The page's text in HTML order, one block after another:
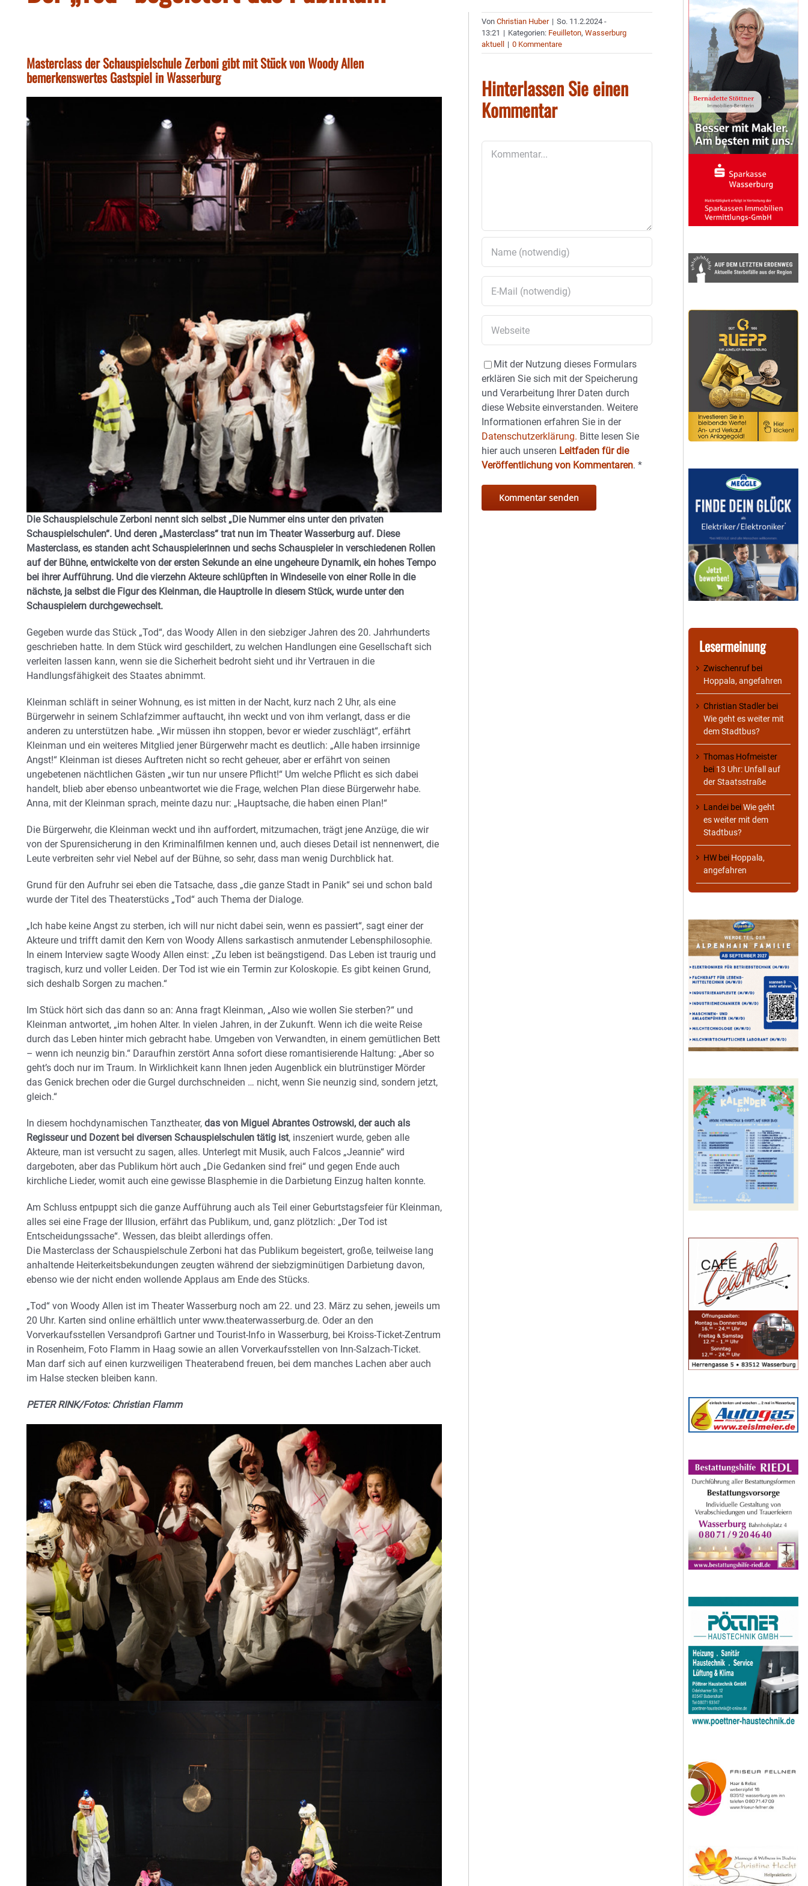
Masterclass der Schauspielschule Zerboni gibt mit Stück von Woody Allen
bemerkenswertes Gastspiel in Wasserburg
Die Schauspielschule Zerboni nennt sich selbst „Die Nummer eins unter den privaten
Schauspielschulen“. Und deren „Masterclass“ trat nun im Theater Wasserburg auf. Diese
Masterclass, es standen acht Schauspielerinnen und sechs Schauspieler in verschiedenen Rollen
auf der Bühne, entwickelte von der ersten Sekunde an eine ungeheure Dynamik, ein hohes Tempo
bei ihrer Aufführung. Und die vierzehn Akteure schlüpften in Windeseile von einer Rolle in die
nächste, ja selbst die Figur des Kleinman, die Hauptrolle in diesem Stück, wurde unter den
Schauspielern durchgewechselt.
Gegeben wurde das Stück „Tod“, das Woody Allen in den siebziger Jahren des 20. Jahrhunderts
geschrieben hatte. In dem Stück wird geschildert, zu welchen Handlungen eine Gesellschaft sich
verleiten lassen kann, wenn sie die Sicherheit bedroht sieht und ihr Vertrauen in die
Handlungsfähigkeit des Staates abnimmt.
Kleinman schläft in seiner Wohnung, es ist mitten in der Nacht, kurz nach 2 Uhr, als eine
Bürgerwehr in seinem Schlafzimmer auftaucht, ihn weckt und von ihm verlangt, dass er die
anderen zu unterstützen habe. „Wir müssen ihn stoppen, bevor er wieder zuschlägt“, erfährt
Kleinman und ein weiteres Mitglied jener Bürgerwehr macht es deutlich: „Alle haben irrsinnige
Angst!“ Kleinman ist dieses Auftreten nicht so recht geheuer, aber er erfährt von seinen
ungebetenen nächtlichen Gästen „wir tun nur unsere Pflicht!“ Um welche Pflicht es sich dabei
handelt, blieb aber ebenso unbeantwortet wie die Frage, welchen Plan diese Bürgerwehr habe.
Anna, mit der Kleinman sprach, meinte dazu nur: „Hauptsache, die haben einen Plan!“
Die Bürgerwehr, die Kleinman weckt und ihn auffordert, mitzumachen, trägt jene Anzüge, die wir
von der Spurensicherung in den Kriminalfilmen kennen und, auch dieses Detail ist nennenwert, die
Leute verbreiten sehr viel Nebel auf der Bühne, so sehr, dass man wenig Durchblick hat.
Grund für den Aufruhr sei eben die Tatsache, dass „die ganze Stadt in Panik“ sei und schon bald
wurde der Titel des Theaterstücks „Tod“ auch Thema der Dialoge.
„Ich habe keine Angst zu sterben, ich will nur nicht dabei sein, wenn es passiert“, sagt einer der
Akteure und trifft damit den Kern von Woody Allens sarkastisch anmutender Lebensphilosophie.
In einem Interview sagte Woody Allen einst: „Zu leben ist beängstigend. Das Leben ist traurig und
tragisch, kurz und voller Leiden. Der Tod ist wie ein Termin zur Koloskopie. Es gibt keinen Grund,
sich deshalb Sorgen zu machen.“
Im Stück hört sich das dann so an: Anna fragt Kleinman, „Also wie wollen Sie sterben?“ und
Kleinman antwortet, „im hohen Alter. In vielen Jahren, in der Zukunft. Wenn ich die weite Reise
durch das Leben hinter mich gebracht habe. Umgeben von Verwandten, in einem gemütlichen Bett
– wenn ich neunzig bin.“ Daraufhin zerstört Anna sofort diese romantisierende Haltung: „Aber so
geht’s doch nur im Traum. In Wirklichkeit kann Ihnen jeden Augenblick ein blutrünstiger Mörder
das Genick brechen oder die Gurgel durchschneiden … nicht, wenn Sie neunzig sind, sondern jetzt,
gleich.“
In diesem hochdynamischen Tanztheater, das von Miguel Abrantes Ostrowski, der auch als
Regisseur und Dozent bei diversen Schauspielschulen tätig ist, inszeniert wurde, geben alle
Akteure, man ist versucht zu sagen, alles. Unterlegt mit Musik, auch Falcos „Jeannie“ wird
dargeboten, aber das Publikum hört auch „Die Gedanken sind frei“ und gegen Ende auch
kirchliche Lieder, womit auch eine gewisse Blasphemie in die Darbietung Einzug halten konnte.
Am Schluss entpuppt sich die ganze Aufführung auch als Teil einer Geburtstagsfeier für Kleinman,
alles sei eine Frage der Illusion, erfährt das Publikum, und, ganz plötzlich: „Der Tod ist
Entscheidungssache“. Wessen, das bleibt allerdings offen.
Die Masterclass der Schauspielschule Zerboni hat das Publikum begeistert, große, teilweise lang
anhaltende Heiterkeitsbekundungen zeugten während der siebzigminütigen Darbietung davon,
ebenso wie der nicht enden wollende Applaus am Ende des Stücks.
„Tod“ von Woody Allen ist im Theater Wasserburg noch am 22. und 23. März zu sehen, jeweils um
20 Uhr. Karten sind online erhältlich unter www.theaterwasserburg.de. Oder an den
Vorverkaufsstellen Versandprofi Gartner und Tourist-Info in Wasserburg, bei Kroiss-Ticket-Zentrum
in Rosenheim, Foto Flamm in Haag sowie an allen Vorverkaufsstellen von Inn-Salzach-Ticket.
Man darf sich auf einen kurzweiligen Theaterabend freuen, bei dem manches Lachen aber auch
im Halse stecken bleiben kann.
PETER RINK/Fotos: Christian Flamm
VonChristian Huber | So. 11.2.2024 -
13:21 | Kategorien: Feuilleton,Wasserburg
aktuell
| 0 Kommentare
Hinterlassen Sie einen
Kommentar
Mit der Nutzung dieses Formulars
erklären Sie sich mit der Speicherung
und Verarbeitung Ihrer Daten durch
diese Website einverstanden. Weitere
Informationen erfahren Sie in der
Datenschutzerklärung. Bitte lesen Sie
hier auch unseren Leitfaden für die
Veröffentlichung von Kommentaren.*
Lesermeinung
Zwischenruf bei
Hoppala, angefahren
Christian Stadler bei
Wie geht es weiter mit
dem Stadtbus?
Thomas Hofmeister
bei 13 Uhr: Unfall auf
der Staatsstraße
Landei beiWie geht
es weiter mit dem
Stadtbus?
HW bei Hoppala,
angefahren